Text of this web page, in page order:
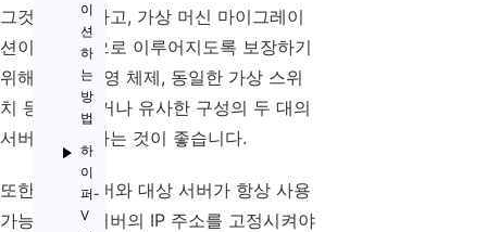
이
션
하
는
방
법
하
이
퍼-
V
그것을 제외하고, 가상 머신 마이그레이
션이 성공적으로 이루어지도록 보장하기
위해 CPU, 운영 체제, 동일한 가상 스위
치 등 동일하거나 유사한 구성의 두 대의
서버를 확보하는 것이 좋습니다.
또한 소스 서버와 대상 서버가 항상 사용
가능하도록 서버의 IP 주소를 고정시켜야